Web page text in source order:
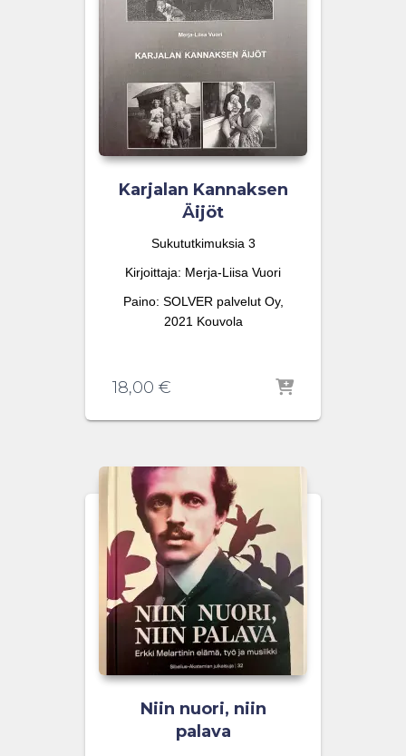
Karjalan Kannaksen
Äijöt
Sukututkimuksia 3
Kirjoittaja: Merja-Liisa Vuori
Paino: SOLVER palvelut Oy,
2021 Kouvola
18,00 €
Niin nuori, niin
palava